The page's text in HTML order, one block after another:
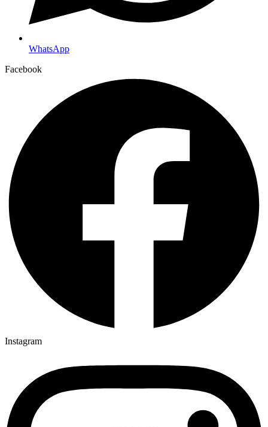
WhatsApp
Facebook
Instagram